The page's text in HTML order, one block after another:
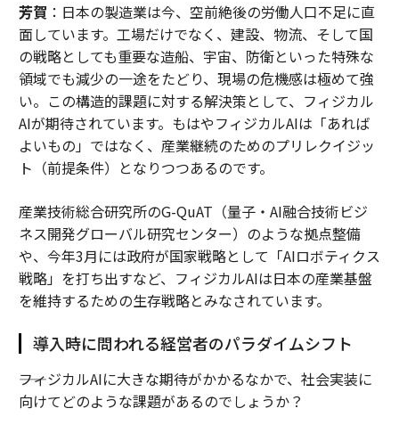
芳賀 ：日本の製造業は今、空前絶後の労働人口不足に直
面しています。工場だけでなく、建設、物流、そして国
の戦略としても重要な造船、宇宙、防衛といった特殊な
領域でも減少の一途をたどり、現場の危機感は極めて強
い。この構造的課題に対する解決策として、フィジカル
AIが期待されています。もはやフィジカルAIは「あれば
よいもの」ではなく、産業継続のためのプリレクイジッ
ト（前提条件）となりつつあるのです。
産業技術総合研究所のG-QuAT（量子・AI融合技術ビジ
ネス開発グローバル研究センター）のような拠点整備
や、今年3月には政府が国家戦略として「AIロボティクス
戦略」を打ち出すなど、フィジカルAIは日本の産業基盤
を維持するための生存戦略とみなされています。
導入時に問われる経営者のパラダイムシフト
――フィジカルAIに大きな期待がかかるなかで、社会実装に
向けてどのような課題があるのでしょうか？